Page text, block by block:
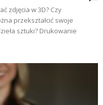
zdjęcia w 3D? Czy
przekształcić swoje
sztuki? Drukowanie